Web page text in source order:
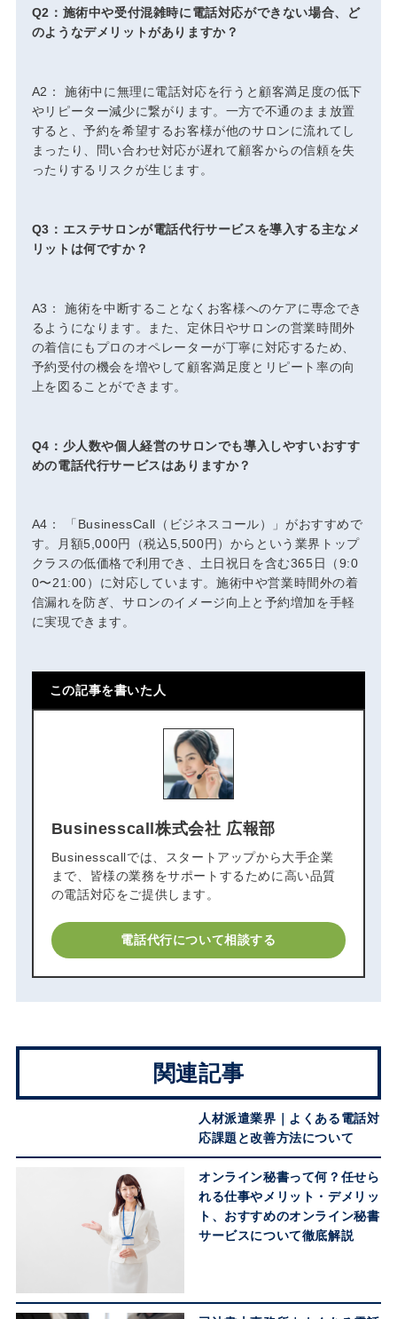
Q2：施術中や受付混雑時に電話対応ができない場合、ど
のようなデメリットがありますか？
A2： 施術中に無理に電話対応を行うと顧客満足度の低下
やリピーター減少に繋がります。一方で不通のまま放置
すると、予約を希望するお客様が他のサロンに流れてし
まったり、問い合わせ対応が遅れて顧客からの信頼を失
ったりするリスクが生じます。
Q3：エステサロンが電話代行サービスを導入する主なメ
リットは何ですか？
A3： 施術を中断することなくお客様へのケアに専念でき
るようになります。また、定休日やサロンの営業時間外
の着信にもプロのオペレーターが丁寧に対応するため、
予約受付の機会を増やして顧客満足度とリピート率の向
上を図ることができます。
Q4：少人数や個人経営のサロンでも導入しやすいおすす
めの電話代行サービスはありますか？
A4： 「BusinessCall（ビジネスコール）」がおすすめで
す。月額5,000円（税込5,500円）からという業界トップ
クラスの低価格で利用でき、土日祝日を含む365日（9:0
0〜21:00）に対応しています。施術中や営業時間外の着
信漏れを防ぎ、サロンのイメージ向上と予約増加を手軽
に実現できます。
この記事を書いた人
Businesscall株式会社 広報部
Businesscallでは、スタートアップから大手企業
まで、皆様の業務をサポートするために高い品質
の電話対応をご提供します。
電話代行について相談する
関連記事
人材派遣業界｜よくある電話対
応課題と改善方法について
オンライン秘書って何？任せら
れる仕事やメリット・デメリッ
ト、おすすめのオンライン秘書
サービスについて徹底解説